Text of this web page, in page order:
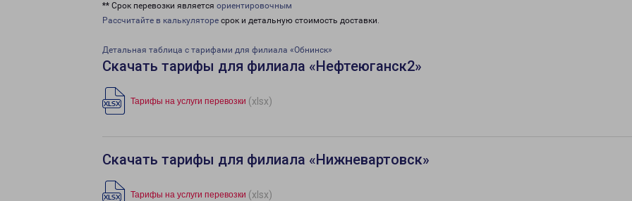
** Срок перевозки является ориентировочным
Рассчитайте в калькуляторе срок и детальную стоимость доставки.
Детальная таблица с тарифами для филиала «Обнинск»
Скачать тарифы для филиала «Нефтеюганск2»
Тарифы на услуги перевозки (xlsx)
Скачать тарифы для филиала «Нижневартовск»
Тарифы на услуги перевозки (xlsx)